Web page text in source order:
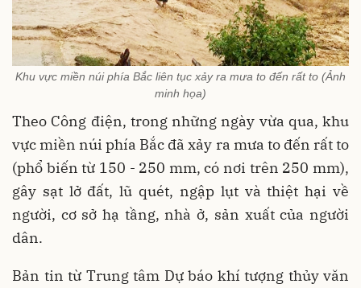
Khu vực miền núi phía Bắc liên tục xảy ra mưa to đến rất to (Ảnh
minh họa)
Theo Công điện, trong những ngày vừa qua, khu
vực miền núi phía Bắc đã xảy ra mưa to đến rất to
(phổ biến từ 150 - 250 mm, có nơi trên 250 mm),
gây sạt lở đất, lũ quét, ngập lụt và thiệt hại về
người, cơ sở hạ tầng, nhà ở, sản xuất của người
dân.
Bản tin từ Trung tâm Dự báo khí tượng thủy văn